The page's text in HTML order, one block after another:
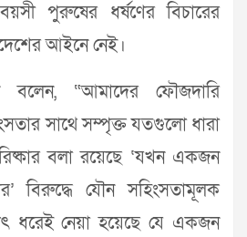
পুরুষের ধর্ষণের বিচারের
আইনে নেই।
বলেন, “আমাদের ফৌজদারি
সাথে সম্পৃক্ত যতগুলো ধারা
বলা রয়েছে ‘যখন একজন
বিরুদ্ধে যৌন সহিংসতামূলক
ধরেই নেয়া হয়েছে যে একজন